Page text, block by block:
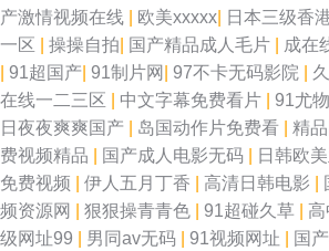
产激情视频在线
欧美xxxxx 日本三级香
一区
操操自拍 国产精品成人毛片 成在
91超国产 91制片网 97不卡无码影院
在线一二三区
中文字幕免费看片 91尤
日夜夜爽爽国产
岛国动作片免费看 精
费视频精品
国产成人电影无码 日韩欧
免费视频
伊人五月丁香 高清日韩电影
频资源网
狠狠操青青色 91超碰久草 高
级网址99
男同av无码 91视频网址 国